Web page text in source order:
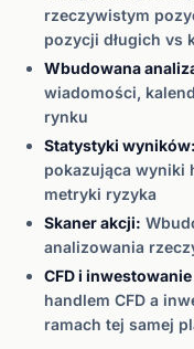
rzeczywistym
pozycji długich vs
Wbudowana
wiadomości,
rynku
Statystyki wyników:
pokazująca wyniki
metryki ryzyka
Skaner akcji:
analizowania
CFD i
handlem CFD a
ramach tej samej